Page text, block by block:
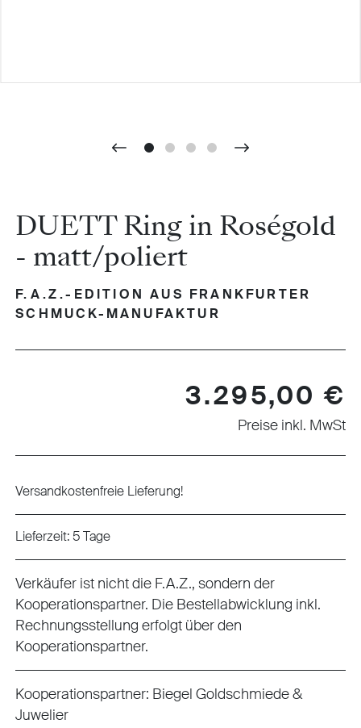
DUETT Ring in Roségold
- matt/poliert
F.A.Z.-EDITION AUS FRANKFURTER
SCHMUCK-MANUFAKTUR
3.295,00 €
Preise inkl. MwSt
Versandkostenfreie Lieferung!
Lieferzeit: 5 Tage
Verkäufer ist nicht die F.A.Z., sondern der
Kooperationspartner. Die Bestellabwicklung inkl.
Rechnungsstellung erfolgt über den
Kooperationspartner.
Kooperationspartner: Biegel Goldschmiede &
Juwelier